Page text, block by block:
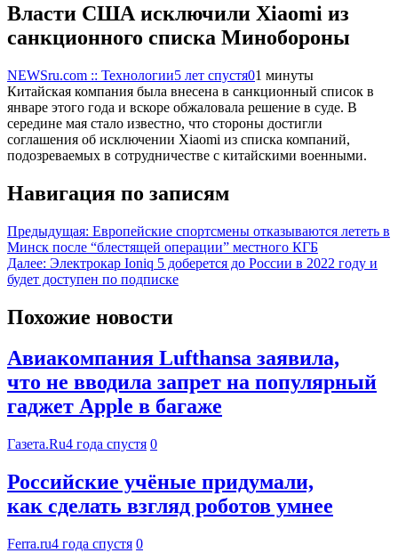
Власти США исключили Xiaomi из
санкционного списка Минобороны
NEWSru.com :: Технологии5 лет спустя01 минуты
Китайская компания была внесена в санкционный список в
январе этого года и вскоре обжаловала решение в суде. В
середине мая стало известно, что стороны достигли
соглашения об исключении Xiaomi из списка компаний,
подозреваемых в сотрудничестве с китайскими военными.
Навигация по записям
Предыдущая: Европейские спортсмены отказываются лететь в
Минск после “блестящей операции” местного КГБ
Далее: Электрокар Ioniq 5 доберется до России в 2022 году и
будет доступен по подписке
Похожие новости
Авиакомпания Lufthansa заявила,
что не вводила запрет на популярный
гаджет Apple в багаже
Газета.Ru4 года спустя 0
Российские учёные придумали,
как сделать взгляд роботов умнее
Ferra.ru4 года спустя 0